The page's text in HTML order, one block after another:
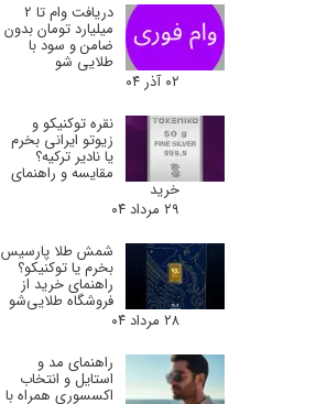
دریافت وام تا 2
میلیارد تومان بدون
ضامن و سود با
طلایی شو
۰۲ آذر ۰۴
نقره توکنیکو و
زیوتو ایرانی بخرم
یا نادیر ترکیه؟
مقایسه و راهنمای
خرید
۲۹ مرداد ۰۴
شمش طلا پارسیس
بخرم یا توکنیکو؟
راهنمای خرید از
فروشگاه طلایی‌شو
۲۸ مرداد ۰۴
راهنمای مد و
استایل و انتخاب
اکسسوری همراه با